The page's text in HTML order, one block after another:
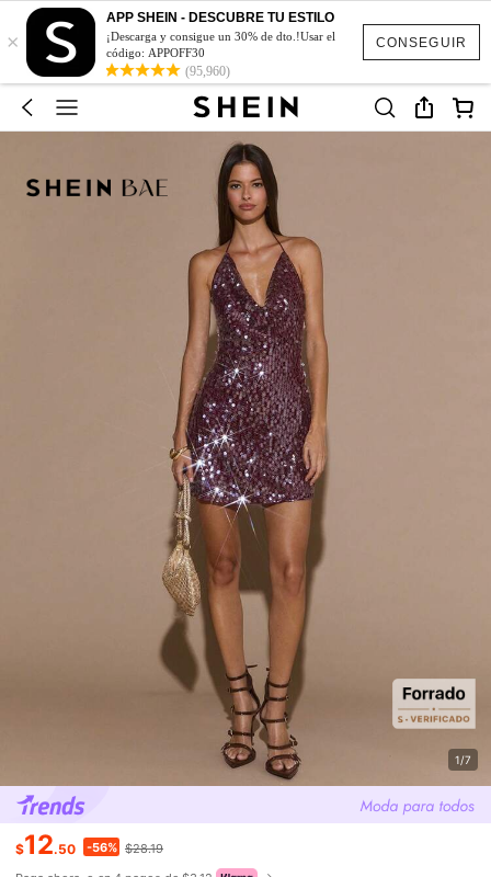
CONSEGUIR
×
APP SHEIN - DESCUBRE TU ESTILO
¡Descarga y consigue un 30% de dto.!Usar el
código: APPOFF30
(95,960)
1/7
$12.50 -56% $28.19